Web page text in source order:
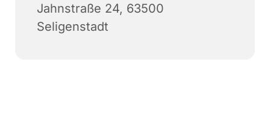
Jahnstraße 24, 63500
Seligenstadt